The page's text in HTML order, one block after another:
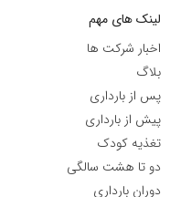
لینک های مهم
اخبار شرکت ها
بلاگ
پس از بارداری
پیش از بارداری
تغذیه کودک
دو تا هشت سالگی
دوران بارداری